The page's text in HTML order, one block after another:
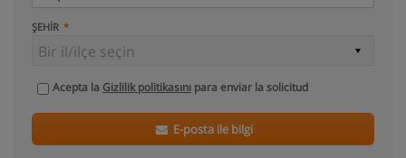
ŞEHIR
Acepta la Gizlilik politikasını para enviar la solicitud
E-posta ile bilgi